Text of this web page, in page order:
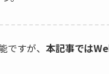
すが、 本記事では